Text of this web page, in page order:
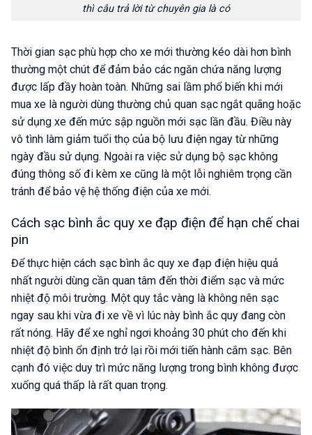
thì câu trả lời từ chuyên gia là có
Thời gian sạc phù hợp cho xe mới thường kéo dài hơn bình
thường một chút để đảm bảo các ngăn chứa năng lượng
được lấp đầy hoàn toàn. Những sai lầm phổ biến khi mới
mua xe là người dùng thường chủ quan sạc ngắt quãng hoặc
sử dụng xe đến mức sập nguồn mới sạc lần đầu. Điều này
vô tình làm giảm tuổi thọ của bộ lưu điện ngay từ những
ngày đầu sử dụng. Ngoài ra việc sử dụng bộ sạc không
đúng thông số đi kèm xe cũng là một lỗi nghiêm trọng cần
tránh để bảo vệ hệ thống điện của xe mới.
Cách sạc bình ắc quy xe đạp điện để hạn chế chai
pin
Để thực hiện cách sạc bình ắc quy xe đạp điện hiệu quả
nhất người dùng cần quan tâm đến thời điểm sạc và mức
nhiệt độ môi trường. Một quy tắc vàng là không nên sạc
ngay sau khi vừa đi xe về vì lúc này bình ắc quy đang còn
rất nóng. Hãy để xe nghỉ ngơi khoảng 30 phút cho đến khi
nhiệt độ bình ổn định trở lại rồi mới tiến hành cắm sạc. Bên
cạnh đó việc duy trì mức năng lượng trong bình không được
xuống quá thấp là rất quan trọng.